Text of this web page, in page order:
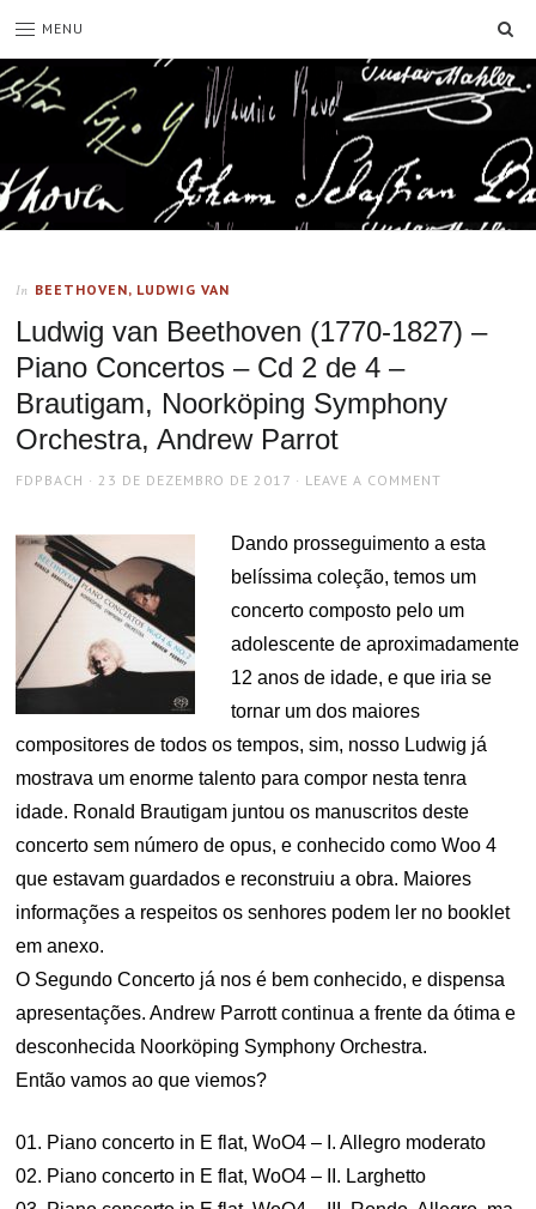
MENU
In BEETHOVEN, LUDWIG VAN
Ludwig van Beethoven (1770-1827) –
Piano Concertos – Cd 2 de 4 –
Brautigam, Noorköping Symphony
Orchestra, Andrew Parrot
AUTHOR
FDPBACH
POSTED
23 DE DEZEMBRO DE 2017 LEAVE A COMMENT
Dando prosseguimento a esta
belíssima coleção, temos um
concerto composto pelo um
adolescente de aproximadamente
12 anos de idade, e que iria se
tornar um dos maiores
compositores de todos os tempos, sim, nosso Ludwig já
mostrava um enorme talento para compor nesta tenra
idade. Ronald Brautigam juntou os manuscritos deste
concerto sem número de opus, e conhecido como Woo 4
que estavam guardados e reconstruiu a obra. Maiores
informações a respeitos os senhores podem ler no booklet
em anexo.
O Segundo Concerto já nos é bem conhecido, e dispensa
apresentações. Andrew Parrott continua a frente da ótima e
desconhecida Noorköping Symphony Orchestra.
Então vamos ao que viemos?
01. Piano concerto in E flat, WoO4 – I. Allegro moderato
02. Piano concerto in E flat, WoO4 – II. Larghetto